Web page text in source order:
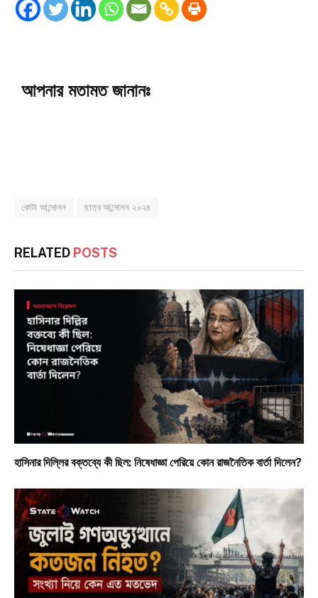
আপনার মতামত জানানঃ
কোটা আন্দোলন ছাত্র আন্দোলন ২০২৪
RELATED POSTS
হাসিনার দিল্লির বক্তব্যে কী ছিল: নিষেধাজ্ঞা পেরিয়ে কোন রাজনৈতিক বার্তা দিলেন?